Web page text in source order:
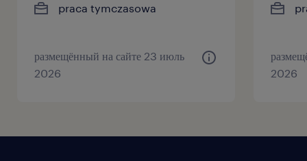
praca tymczasowa
размещённый на сайте 23 июль
2026
2026